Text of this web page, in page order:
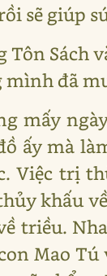
sẽ giúp
Tôn Sách
mình đã
mấy
ấy mà
Việc trị
khấu
triều.
Mao